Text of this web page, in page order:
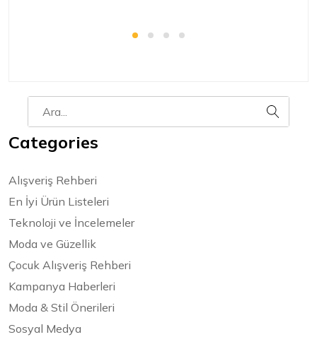
Categories
Alışveriş Rehberi
En İyi Ürün Listeleri
Teknoloji ve İncelemeler
Moda ve Güzellik
Çocuk Alışveriş Rehberi
Kampanya Haberleri
Moda & Stil Önerileri
Sosyal Medya